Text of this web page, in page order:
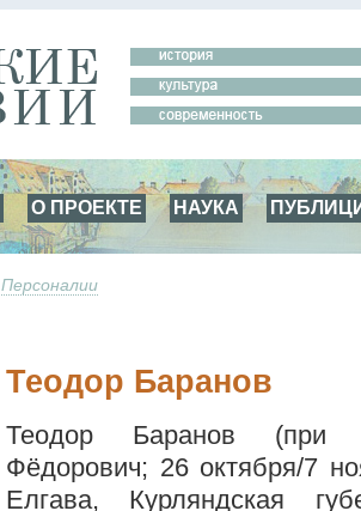
О ПРОЕКТЕ НАУКА
Персоналии
Теодор Баранов
Теодор Баранов (при
Фёдорович; 26 октября/7
Елгава, Курляндская